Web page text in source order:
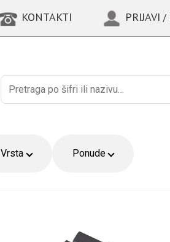
KONTAKTI PRIJAVI /
Поиск
Vrsta Ponude